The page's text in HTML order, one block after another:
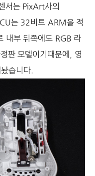
서는 PixArt사의
는 32비트 ARM을 적
내부 뒤쪽에도 RGB 라
판 모델이기때문에, 영
습니다.